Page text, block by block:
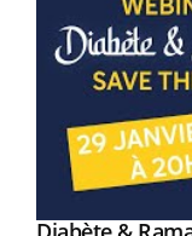
Youtube